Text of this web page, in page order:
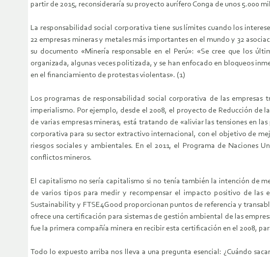
partir de 2015, reconsideraría su proyecto aurífero Conga de unos 5.000
La responsabilidad social corporativa tiene sus límites cuando los
22 empresas mineras y metales más importantes en el mundo y 32
su documento «Minería responsable en el Perú»: «Se cree que los
organizada, algunas veces politizada, y se han enfocado en bloqueos
en el financiamiento de protestas violentas». (1)
Los programas de responsabilidad social corporativa de las
imperialismo. Por ejemplo, desde el 2008, el proyecto de Reducción de
de varias empresas mineras, está tratando de «aliviar las tensiones en
corporativa para su sector extractivo internacional, con el objetivo de
riesgos sociales y ambientales. En el 2011, el Programa de
conflictos mineros.
El capitalismo no sería capitalismo si no tenía también la intención de
de varios tipos para medir y recompensar el impacto positivo de las
Sustainability y FTSE4Good proporcionan puntos de referencia y
ofrece una certificación para sistemas de gestión ambiental de las
fue la primera compañía minera en recibir esta certificación en el 2008,
Todo lo expuesto arriba nos lleva a una pregunta esencial: ¿Cuándo